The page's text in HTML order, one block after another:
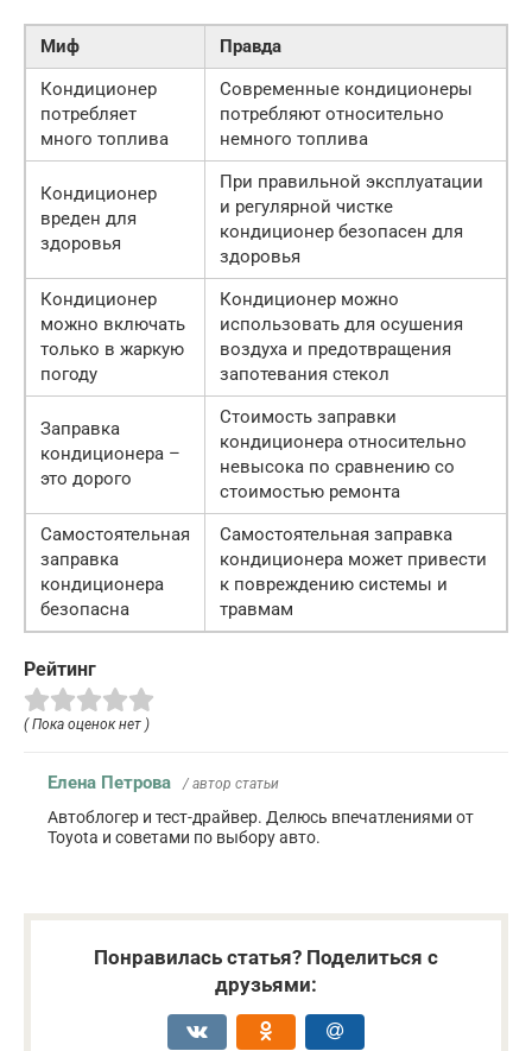
Миф
Правда
Кондиционер
потребляет
много топлива
Современные кондиционеры
потребляют относительно
немного топлива
Кондиционер
вреден для
здоровья
При правильной эксплуатации
и регулярной чистке
кондиционер безопасен для
здоровья
Кондиционер
можно включать
только в жаркую
погоду
Кондиционер можно
использовать для осушения
воздуха и предотвращения
запотевания стекол
Заправка
кондиционера –
это дорого
Стоимость заправки
кондиционера относительно
невысока по сравнению со
стоимостью ремонта
Самостоятельная
заправка
кондиционера
безопасна
Самостоятельная заправка
кондиционера может привести
к повреждению системы и
травмам
Рейтинг
( Пока оценок нет )
Елена Петрова / автор статьи
Автоблогер и тест-драйвер. Делюсь впечатлениями от
Toyota и советами по выбору авто.
Понравилась статья? Поделиться с
друзьями: